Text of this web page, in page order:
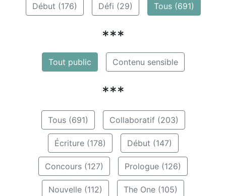
Début (176) Défi (29) Tous (691)
***
Tout public Contenu sensible
***
Tous (691) Collaboratif (203)
Écriture (178) Début (147)
Concours (127) Prologue (126)
Nouvelle (112) The One (105)